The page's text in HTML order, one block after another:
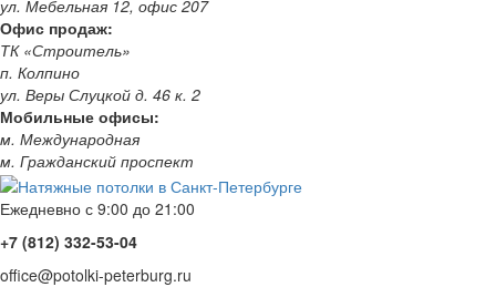
ул. Мебельная 12, офис 207
Офис продаж:
ТК «Строитель»
п. Колпино
ул. Веры Слуцкой д. 46 к. 2
Мобильные офисы:
м. Международная
м. Гражданский проспект
Ежедневно с 9:00 до 21:00
+7 (812) 332-53-04
office@potolki-peterburg.ru